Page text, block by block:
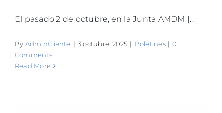
El pasado 2 de octubre, en la Junta AMDM [...]
By AdminCliente | 3 octubre, 2025 | Boletines | 0
Comments
Read More